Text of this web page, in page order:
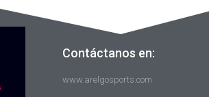
Contáctanos en:
www.arelgosports.com